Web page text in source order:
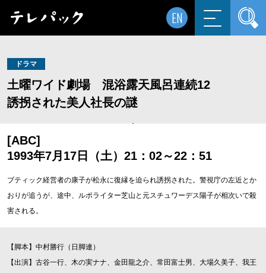
EN
ドラマ
土曜ワイド劇場 混浴露天風呂連続12
誘拐された美人社長の謎
[ABC]
1993年7月17日（土）21：02～22：51
ブティック経営者の康子が松永に復縁を迫られ誘拐された。警視庁の左近とか
おりが追うが、途中、ルポライター芝山と元スチュワーデス陽子が相次いで殺
害される。
【脚本】中村勝行（日脚連）
【出演】古谷一行、木の実ナナ、金田龍之介、常田富士男、大場久美子、我王